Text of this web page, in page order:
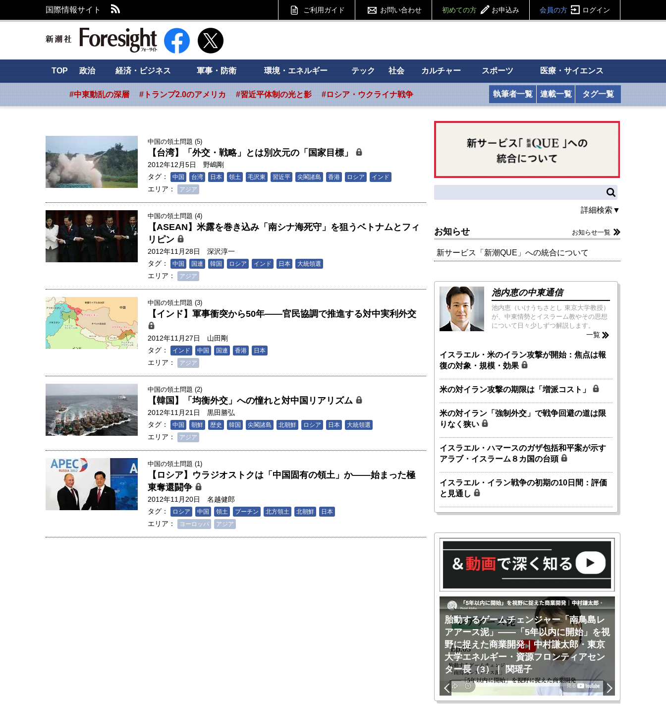
国際情報サイト ご利用ガイド お問い合わせ 初めての方 お申込み 会員の方 ログイン
新潮社 Foresight フォーサイト
TOP 政治 経済・ビジネス 軍事・防衛 環境・エネルギー テック 社会 カルチャー スポーツ 医療・サイエンス
#中東動乱の深層 #トランプ2.0のアメリカ #習近平体制の光と影 #ロシア・ウクライナ戦争 執筆者一覧 連載一覧 タグ一覧
中国の領土問題 (5)
【台湾】「外交・戦略」とは別次元の「国家目標」
2012年12月5日
野嶋剛
タグ：
中国 台湾 日本 領土 毛沢東 習近平 尖閣諸島 香港 ロシア インド
エリア： アジア
中国の領土問題 (4)
【ASEAN】米露を巻き込み「南シナ海死守」を狙うベトナムとフィ
リピン
2012年11月28日
深沢淳一
タグ：
中国 国連 韓国 ロシア インド 日本 大統領選
エリア： アジア
中国の領土問題 (3)
【インド】軍事衝突から50年――官民協調で推進する対中実利外交
2012年11月27日
山田剛
タグ：
インド 中国 国連 香港 日本
エリア： アジア
中国の領土問題 (2)
【韓国】「均衡外交」への憧れと対中国リアリズム
2012年11月21日
黒田勝弘
タグ：
中国 朝鮮 歴史 韓国 尖閣諸島 北朝鮮 ロシア 日本 大統領選
エリア： アジア
中国の領土問題 (1)
【ロシア】ウラジオストクは「中国固有の領土」か――始まった極
東奪還闘争
2012年11月20日
名越健郎
タグ：
ロシア 中国 領土 プーチン 北方領土 北朝鮮 日本
エリア： ヨーロッパ アジア
詳細検索▼
お知らせ お知らせ一覧
新サービス「新潮QUE」への統合について
池内恵の中東通信
池内恵（いけうちさとし 東京大学教授）
が、中東情勢とイスラーム教やその思想
について日々少しずつ解説します。
一覧
イスラエル・米のイラン攻撃が開始：焦点は報
復の対象・規模・効果
米の対イラン攻撃の期限は「増派コスト」
米の対イラン「強制外交」で戦争回避の道は限
りなく狭い
イスラエル・ハマースのガザ包括和平案が示す
アラブ・イスラーム８カ国の台頭
イスラエル・イラン戦争の初期の10日間：評価
と見通し
胎動するゲームチェンジャー「南鳥島レ
アアース泥」――「5年以内に開始」を視
野に捉えた商業開発｜中村謙太郎・東京
大学エネルギー・資源フロンティアセン
ター長（3）｜ 関瑶子